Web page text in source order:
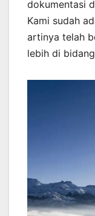
dokumentasi
Kami sudah
artinya telah
lebih di